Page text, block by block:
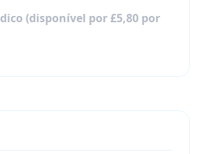
(disponível por £5,80 por